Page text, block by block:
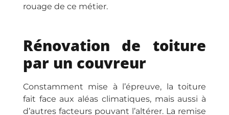
rouage de ce métier.
Rénovation de toiture
par un couvreur
Constamment mise à l’épreuve, la toiture
fait face aux aléas climatiques, mais aussi à
d’autres facteurs pouvant l’altérer. La remise